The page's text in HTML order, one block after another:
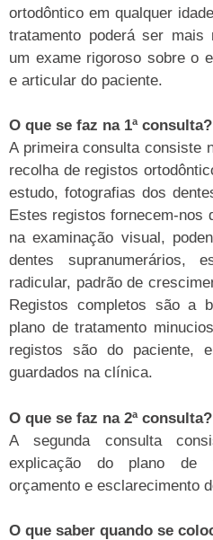
ortodôntico em qualquer
tratamento poderá ser mais
um exame rigoroso sobre o
e articular do paciente.
O que se faz na 1ª consulta?
A primeira consulta consiste
recolha de registos
estudo, fotografias dos
Estes registos fornecem-nos
na examinação visual,
dentes supranumerários,
radicular, padrão de
Registos completos são a
plano de tratamento
registos são do paciente,
guardados na clínica.
O que se faz na 2ª consulta?
A segunda consulta
explicação do plano de
orçamento e esclarecimento
O que saber quando se